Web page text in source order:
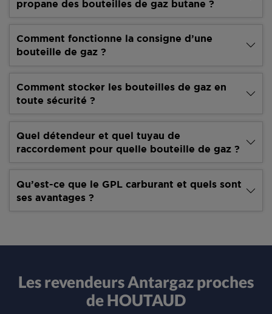
propane des bouteilles de gaz butane ?
Comment fonctionne la consigne d’une
bouteille de gaz ?
Comment stocker les bouteilles de gaz en
toute sécurité ?
Quel détendeur et quel tuyau de
raccordement pour quelle bouteille de gaz ?
Qu’est-ce que le GPL carburant et quels sont
ses avantages ?
Les revendeurs Antargaz proches
de HOUTAUD